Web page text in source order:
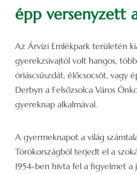
épp versenyzett
Az Árvízi Emlékpark területén
gyerekzsivajtól volt hangos,
óriáscsúszdát, élőcsocsót, vagy
Derbyn a Felsőzsolca Város
gyereknap alkalmával.
A gyermeknapot a világ
Törökországból terjedt el a
1954-ben hívta fel a figyelmet a